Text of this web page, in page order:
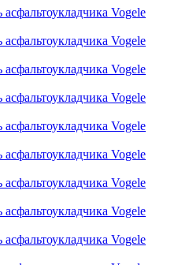
асфальтоукладчика Vogele
асфальтоукладчика Vogele
асфальтоукладчика Vogele
асфальтоукладчика Vogele
асфальтоукладчика Vogele
асфальтоукладчика Vogele
асфальтоукладчика Vogele
асфальтоукладчика Vogele
асфальтоукладчика Vogele